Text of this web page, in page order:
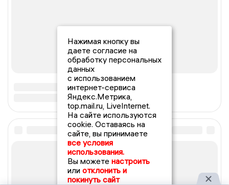
Нажимая кнопку вы
даете согласие на
обработку персональных
данных
с использованием
интернет-сервиса
Яндекс.Метрика,
top.mail.ru, LiveInternet.
На сайте используются
cookie. Оставаясь на
сайте, вы принимаете
все условия
использования.
Вы можете настроить
или отклонить и
покинуть сайт